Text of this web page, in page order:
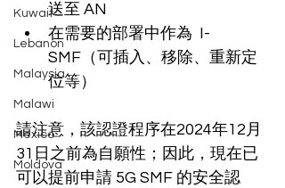
Kuwait
Lebanon
Malaysia
Malawi
Mexico
Moldova
送至 AN
在需要的部署中作為  I-
SMF（可插入、移除、重新定
位等）
請注意，該認證程序在2024年12月
31日之前為自願性；因此，現在已
可以提前申請 5G SMF 的安全認